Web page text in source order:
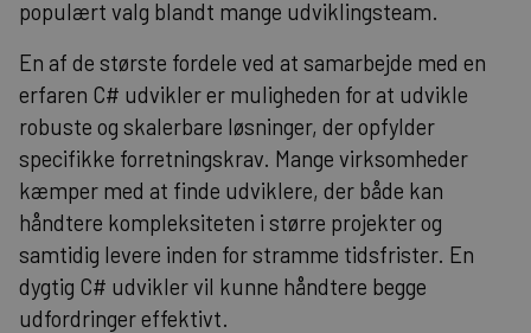
populært valg blandt mange udviklingsteam.
En af de største fordele ved at samarbejde med en
erfaren C# udvikler er muligheden for at udvikle
robuste og skalerbare løsninger, der opfylder
specifikke forretningskrav. Mange virksomheder
kæmper med at finde udviklere, der både kan
håndtere kompleksiteten i større projekter og
samtidig levere inden for stramme tidsfrister. En
dygtig C# udvikler vil kunne håndtere begge
udfordringer effektivt.